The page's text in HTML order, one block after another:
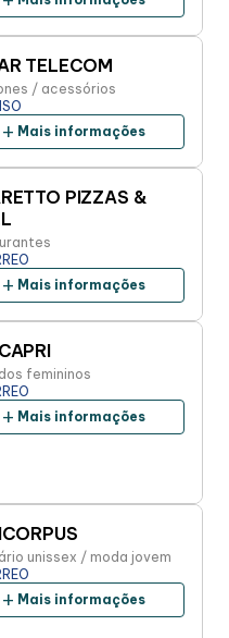
TELECOM
/ acessórios
add Mais informações
PIZZAS &
add Mais informações
femininos
add Mais informações
unissex / moda jovem
add Mais informações